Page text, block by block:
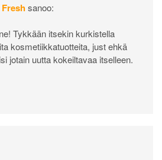
sanoo:
Tykkään itsekin kurkistella
kosmetiikkatuotteita, just ehkä
jotain uutta kokeiltavaa itselleen.